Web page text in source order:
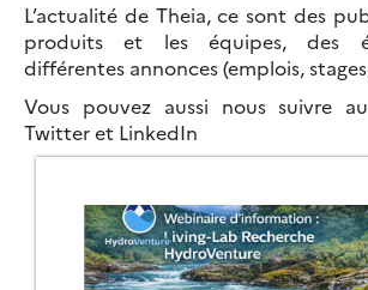
L’actualité de Theia, ce sont des
produits et les équipes, des
différentes annonces (emplois,
Vous pouvez aussi nous suivre
Twitter et LinkedIn